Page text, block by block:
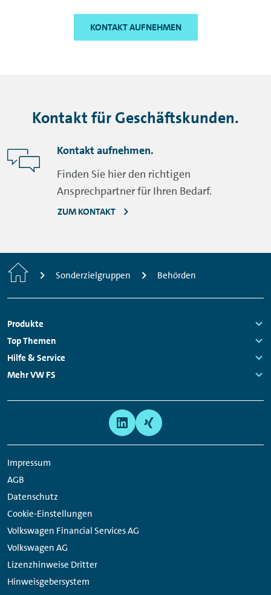
KONTAKT AUFNEHMEN
Kontakt für Geschäftskunden.
Kontakt aufnehmen.
Finden Sie hier den richtigen
Ansprechpartner für Ihren Bedarf.
ZUM KONTAKT
StartseiteSonderzielgruppen Behörden
Fußzeilen
Navigation
Produkte
Links:
Top Themen
Links:
Hilfe & Service
Links:
Mehr VW FS
Impressum
AGB
Datenschutz
Cookie-Einstellungen
Volkswagen Financial Services AG
Volkswagen AG
Lizenzhinweise Dritter
Hinweisgebersystem
Links